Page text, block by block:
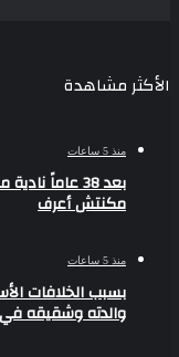
الأكثر مشاهدة
منذ 5 ساعات
بعد 38 عاماً
مكنتش أعرف
منذ 5 ساعات
بسبب الخلافات
والدته وشقيقه في